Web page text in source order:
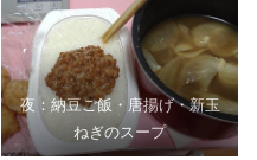
夜：納豆ご飯・唐揚げ・新玉
ねぎのスープ